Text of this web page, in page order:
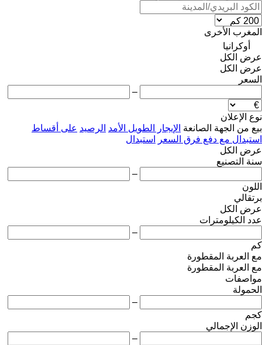
المغرب الأخرى
أوكرانيا
عرض الكل
عرض الكل
السعر
–
نوع الإعلان
بيع من الجهة الصانعة الإيجار الطويل الأمد الرصيد على أقساط
استبدال مع دفع فرق السعر
استبدال
عرض الكل
سنة التصنيع
–
اللون
برتقالي
عرض الكل
عدد الكيلومترات
–
كم
مع العربة المقطورة
مع العربة المقطورة
مواصفات
الحمولة
–
كجم
الوزن الإجمالي
–